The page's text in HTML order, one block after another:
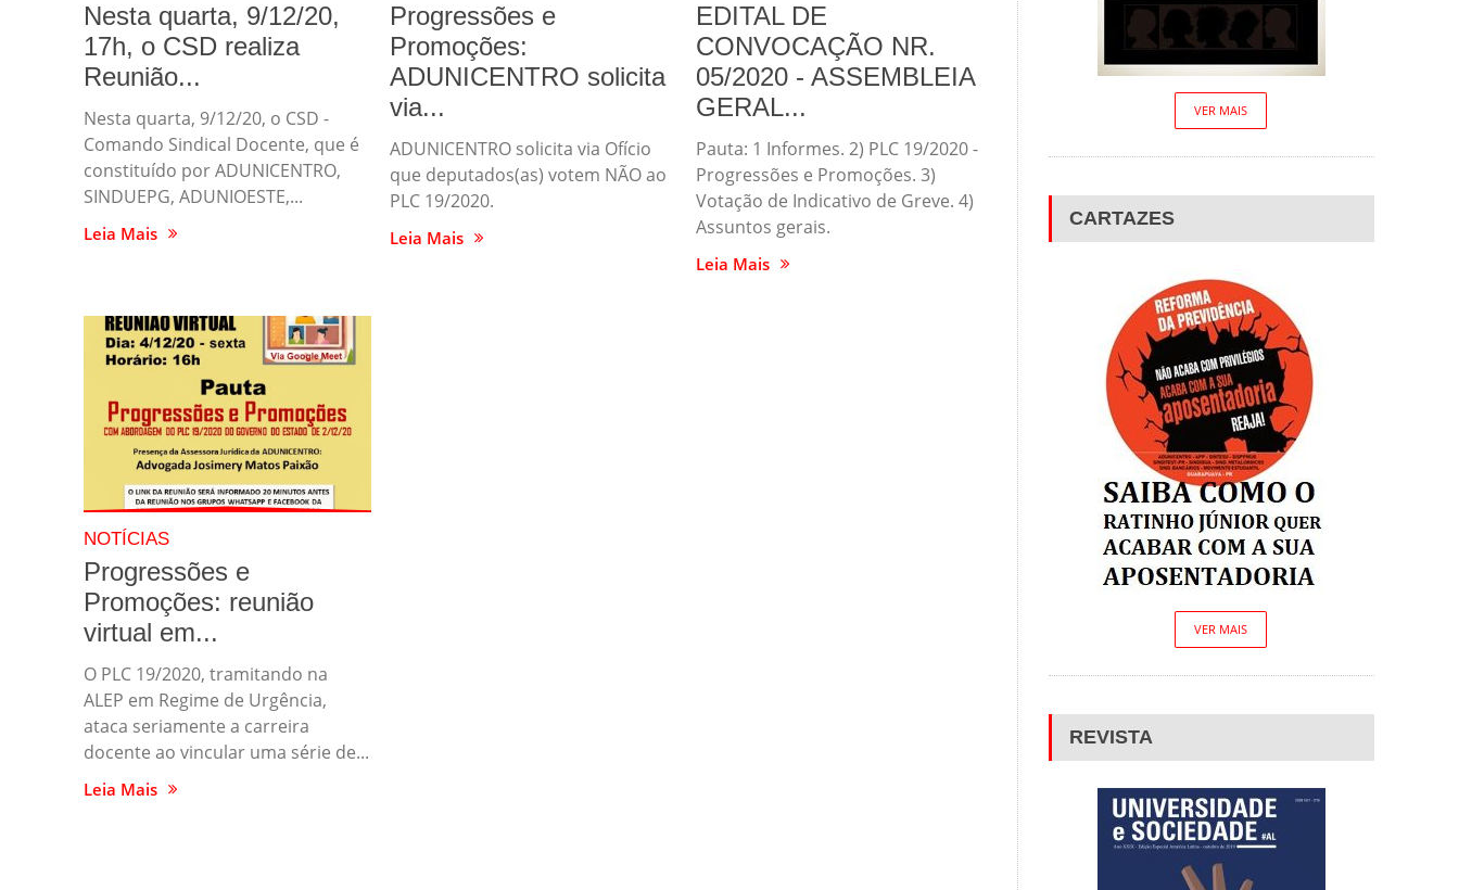
Nesta quarta, 9/12/20,
17h, o CSD realiza
Reunião...
Nesta quarta, 9/12/20, o CSD -
Comando Sindical Docente, que é
constituído por ADUNICENTRO,
SINDUEPG, ADUNIOESTE,...
Leia Mais
Progressões e
Promoções:
ADUNICENTRO solicita
via...
ADUNICENTRO solicita via Ofício
que deputados(as) votem NÃO ao
PLC 19/2020.
Leia Mais
EDITAL DE
CONVOCAÇÃO NR.
05/2020 - ASSEMBLEIA
GERAL...
Pauta: 1 Informes. 2) PLC 19/2020 -
Progressões e Promoções. 3)
Votação de Indicativo de Greve. 4)
Assuntos gerais.
Leia Mais
NOTÍCIAS
Progressões e
Promoções: reunião
virtual em...
O PLC 19/2020, tramitando na
ALEP em Regime de Urgência,
ataca seriamente a carreira
docente ao vincular uma série de...
Leia Mais
VER MAIS
CARTAZES
VER MAIS
REVISTA